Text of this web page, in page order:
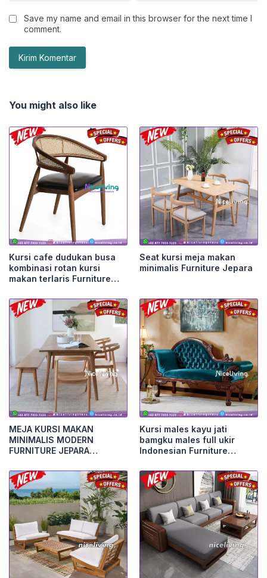
Save my name and email in this browser for the next time I
comment.
You might also like
Kursi cafe dudukan busa
kombinasi rotan kursi
makan terlaris Furniture
Seat kursi meja makan
minimalis Furniture Jepara
MEJA KURSI MAKAN
MINIMALIS MODERN
FURNITURE JEPARA
Kursi males kayu jati
bamgku males full ukir
Indonesian Furniture